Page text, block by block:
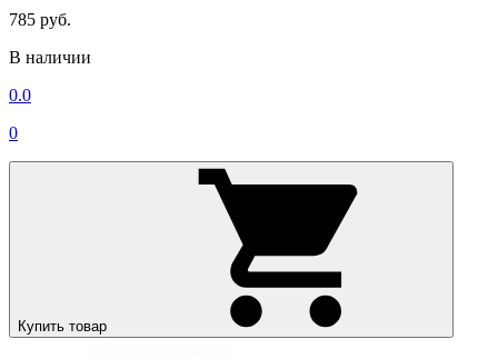
785 руб.
В наличии
0.0
0
Купить товар